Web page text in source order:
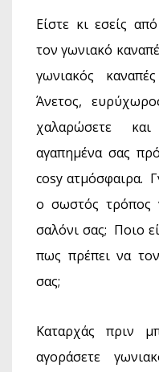
Είστε κι εσείς
τον γωνιακό
γωνιακός
Άνετος,
χαλαρώσετε
αγαπημένα σας
cosy ατμόσφαιρα.
ο σωστός τρόπος
σαλόνι σας; Ποιο
πως πρέπει να
σας;
Καταρχάς πριν
αγοράσετε